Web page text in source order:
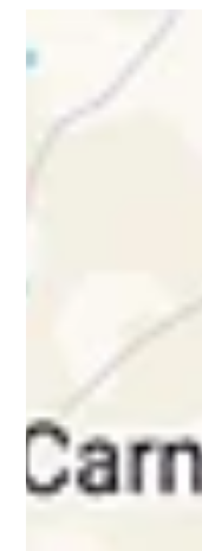
eSIM in
Internet unterwegs
Südafrika, erkläre,
achten solltest und
Außerdem
eSIM zu deinem